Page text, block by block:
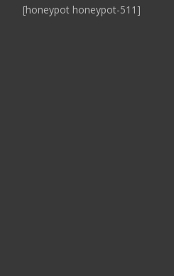
[honeypot honeypot-511]